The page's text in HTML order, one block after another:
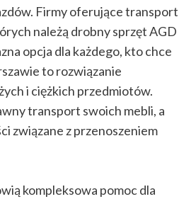
Firmy oferujące transport
należą drobny sprzęt AGD
opcja dla każdego, kto chce
to rozwiązanie
i ciężkich przedmiotów.
transport swoich mebli, a
związane z przenoszeniem
kompleksowa pomoc dla